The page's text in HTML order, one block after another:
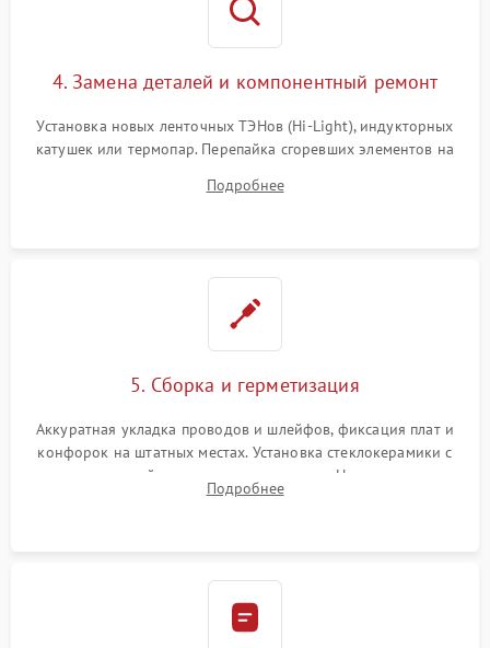
4. Замена деталей и компонентный ремонт
Установка новых ленточных ТЭНов (Hi-Light), индукторных
катушек или термопар. Перепайка сгоревших элементов на
дорожек. Очистка контактов и замена поврежденной
Подробнее
5. Сборка и герметизация
Аккуратная укладка проводов и шлейфов, фиксация плат и
конфорок на штатных местах. Установка стеклокерамики с
проверкой равномерности зазоров. Нанесение
термостойкого герметика или укладка уплотнительной
Подробнее